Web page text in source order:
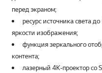
перед экраном;
ресурс источника света
яркости изображения;
функция зеркального
контента;
лазерный 4K-проектор со